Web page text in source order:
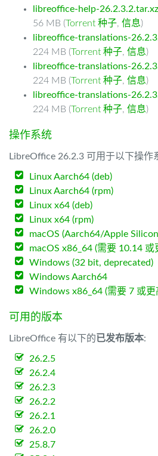
libreoffice-help-26.2.3.2.tar.xz
56 MB (Torrent 种子, 信息)
libreoffice-translations-
224 MB (Torrent 种子, 信息)
libreoffice-translations-
224 MB (Torrent 种子, 信息)
libreoffice-translations-
224 MB (Torrent 种子, 信息)
操作系统
LibreOffice 26.2.3 可用于以下操作
Linux Aarch64 (deb)
Linux Aarch64 (rpm)
Linux x64 (deb)
Linux x64 (rpm)
macOS (Aarch64/Apple
macOS x86_64 (需要 10.14 或
Windows (32 bit, deprecated)
Windows Aarch64
Windows x86_64 (需要 7 或更
可用的版本
LibreOffice 有以下的已发布版本:
26.2.5
26.2.4
26.2.3
26.2.2
26.2.1
26.2.0
25.8.7